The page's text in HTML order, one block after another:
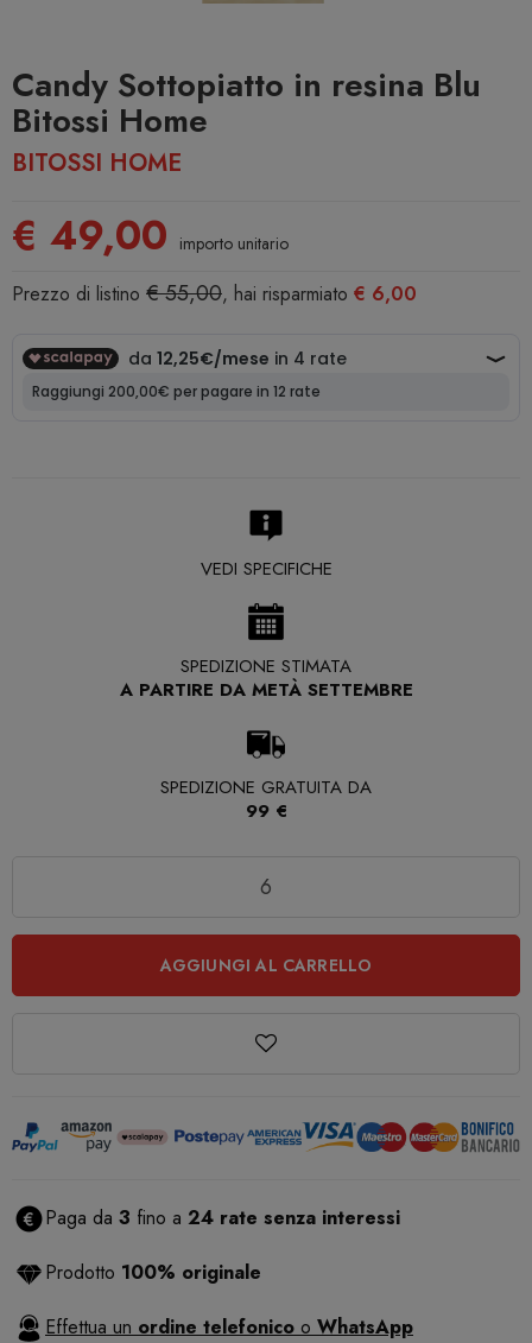
Candy Sottopiatto in resina Blu
Bitossi Home
BITOSSI HOME
€ 49,00 importo unitario
Prezzo di listino € 55,00, hai risparmiato € 6,00
VEDI SPECIFICHE
SPEDIZIONE STIMATA
A PARTIRE DA METÀ SETTEMBRE
SPEDIZIONE GRATUITA DA
99 €
AGGIUNGI AL CARRELLO
Paga da 3 fino a 24 rate senza interessi
Prodotto 100% originale
Effettua un ordine telefonico o WhatsApp